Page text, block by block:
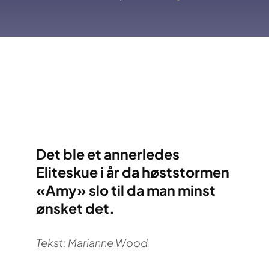
Det ble et annerledes
Eliteskue i år da høststormen
«Amy» slo til da man minst
ønsket det.
Tekst: Marianne Wood